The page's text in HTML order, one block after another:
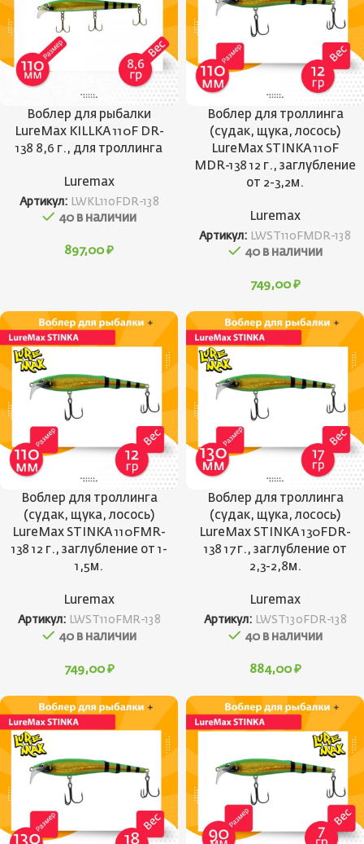
Воблер для рыбалки
LureMax KILLKA 110F DR-
138 8,6 г., для троллинга
Luremax
Артикул: LWKL110FDR-138
40 в наличии
897,00 ₽
Воблер для троллинга
(судак, щука, лосось)
LureMax STINKA 110F
MDR-138 12 г., заглубление
от 2-3,2м.
Luremax
Артикул: LWST110FMDR-138
40 в наличии
749,00 ₽
Воблер для троллинга
(судак, щука, лосось)
LureMax STINKA 110FMR-
138 12 г., заглубление от 1-
1,5м.
Luremax
Артикул: LWST110FMR-138
40 в наличии
749,00 ₽
Воблер для троллинга
(судак, щука, лосось)
LureMax STINKA 130FDR-
138 17 г., заглубление от
2,3-2,8м.
Luremax
Артикул: LWST130FDR-138
40 в наличии
884,00 ₽